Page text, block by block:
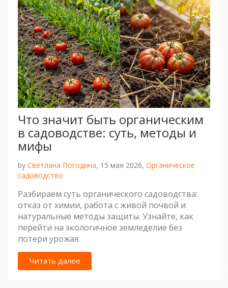
Что значит быть органическим
в садоводстве: суть, методы и
мифы
by Светлана Погодина, 15 мая 2026, Органическое
садоводство
Разбираем суть органического садоводства:
отказ от химии, работа с живой почвой и
натуральные методы защиты. Узнайте, как
перейти на экологичное земледелие без
потери урожая.
Читать далее